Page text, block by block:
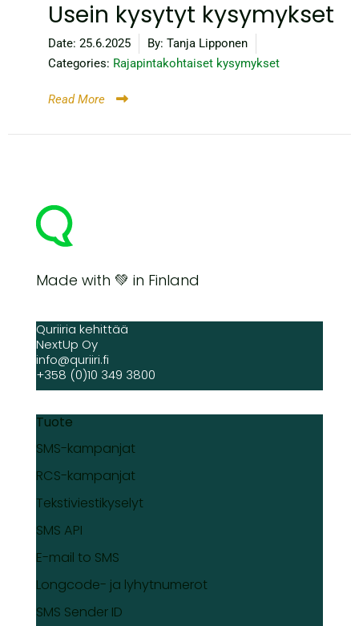
Usein kysytyt kysymykset
Date: 25.6.2025 By: Tanja Lipponen
Categories: Rajapintakohtaiset kysymykset
Read More
Made with 💚 in Finland
Quriiria kehittää
NextUp Oy
info@quriiri.fi
+358 (0)10 349 3800
Tuote
SMS-kampanjat
RCS-kampanjat
Tekstiviestikyselyt
SMS API
E-mail to SMS
Longcode- ja lyhytnumerot
SMS Sender ID